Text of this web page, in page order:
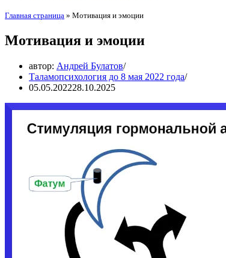
Главная страница » Мотивация и эмоции
Мотивация и эмоции
автор: Андрей Булатов
Таламопсихология до 8 мая 2022 года
05.05.202228.10.2025